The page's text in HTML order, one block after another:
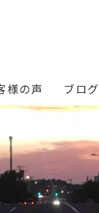
様の声 ブログ